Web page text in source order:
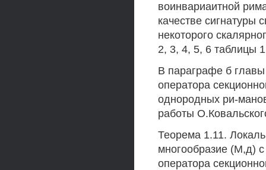
воинвариаитной
качестве сигнатуры
некоторого
2, 3, 4, 5, 6 таблицы
В параграфе б главы
оператора
однородных ри-
работы
Теорема 1.11.
многообразие (М,д)
оператора